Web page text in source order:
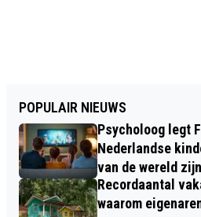
POPULAIR NIEUWS
Psycholoog legt
Nederlandse
van de wereld zijn
Recordaantal
waarom